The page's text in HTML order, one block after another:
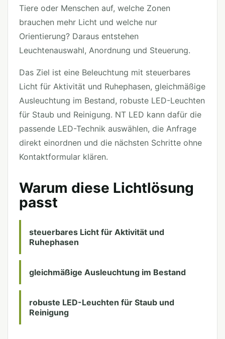
Tiere oder Menschen auf, welche Zonen
brauchen mehr Licht und welche nur
Orientierung? Daraus entstehen
Leuchtenauswahl, Anordnung und Steuerung.
Das Ziel ist eine Beleuchtung mit steuerbares
Licht für Aktivität und Ruhephasen, gleichmäßige
Ausleuchtung im Bestand, robuste LED-Leuchten
für Staub und Reinigung. NT LED kann dafür die
passende LED-Technik auswählen, die Anfrage
direkt einordnen und die nächsten Schritte ohne
Kontaktformular klären.
Warum diese Lichtlösung
passt
steuerbares Licht für Aktivität und
Ruhephasen
gleichmäßige Ausleuchtung im Bestand
robuste LED-Leuchten für Staub und
Reinigung